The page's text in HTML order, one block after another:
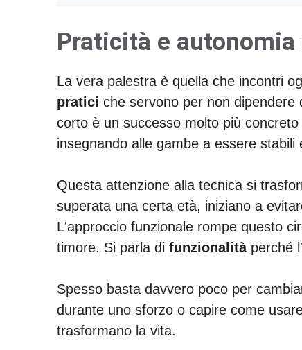
Praticità e
La vera palestra è quella che incontri
pratici che servono per non
corto è un successo molto più
insegnando alle gambe a essere
Questa attenzione alla tecnica si
superata una certa età, iniziano a
L'approccio funzionale rompe questo
timore. Si parla di funzionalitàperché
Spesso basta davvero poco per
durante uno sforzo o capire come
trasformano la vita.